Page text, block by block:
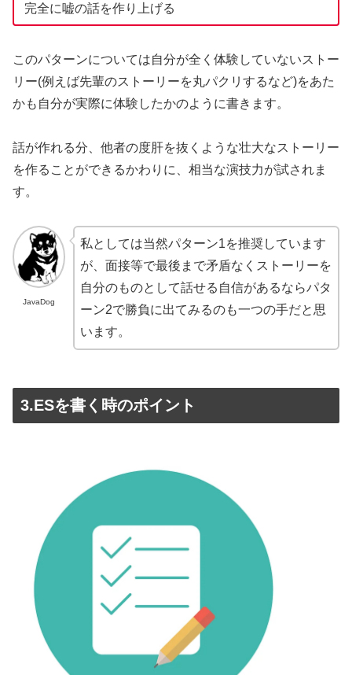
完全に嘘の話を作り上げる
このパターンについては自分が全く体験していないストー
リー(例えば先輩のストーリーを丸パクリするなど)をあた
かも自分が実際に体験したかのように書きます。
話が作れる分、他者の度肝を抜くような壮大なストーリー
を作ることができるかわりに、相当な演技力が試されま
す。
JavaDog
私としては当然パターン1を推奨しています
が、面接等で最後まで矛盾なくストーリーを
自分のものとして話せる自信があるならパタ
ーン2で勝負に出てみるのも一つの手だと思
います。
3.ESを書く時のポイント